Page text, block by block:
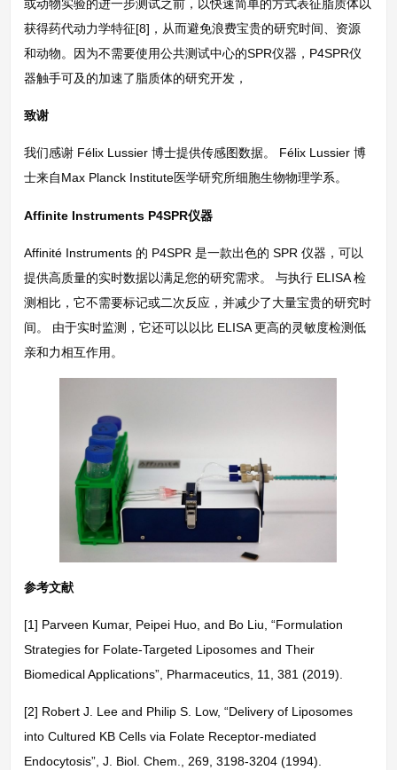
或动物实验的进一步测试之前，以快速简单的方式表征脂质体以
获得药代动力学特征[8]，从而避免浪费宝贵的研究时间、资源
和动物。因为不需要使用公共测试中心的SPR仪器，P4SPR仪
器触手可及的加速了脂质体的研究开发，
致谢
我们感谢 Félix Lussier 博士提供传感图数据。 Félix Lussier 博
士来自Max Planck Institute医学研究所细胞生物物理学系。
Affinite Instruments P4SPR仪器
Affinité Instruments 的 P4SPR 是一款出色的 SPR 仪器，可以
提供高质量的实时数据以满足您的研究需求。 与执行 ELISA 检
测相比，它不需要标记或二次反应，并减少了大量宝贵的研究时
间。 由于实时监测，它还可以以比 ELISA 更高的灵敏度检测低
亲和力相互作用。
参考文献
[1] Parveen Kumar, Peipei Huo, and Bo Liu, “Formulation
Strategies for Folate-Targeted Liposomes and Their
Biomedical Applications”, Pharmaceutics, 11, 381 (2019).
[2] Robert J. Lee and Philip S. Low, “Delivery of Liposomes
into Cultured KB Cells via Folate Receptor-mediated
Endocytosis”, J. Biol. Chem., 269, 3198-3204 (1994).